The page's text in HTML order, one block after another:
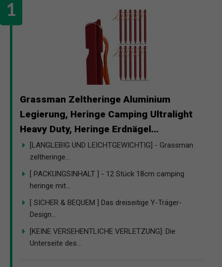
Grassman Zeltheringe Aluminium
Legierung, Heringe Camping Ultralight
Heavy Duty, Heringe Erdnägel...
[LANGLEBIG UND LEICHTGEWICHTIG] - Grassman
zeltheringe...
[ PACKUNGSINHALT ] - 12 Stück 18cm camping
heringe mit...
[ SICHER & BEQUEM ] Das dreiseitige Y-Träger-
Design...
[KEINE VERSEHENTLICHE VERLETZUNG]: Die
Unterseite des...